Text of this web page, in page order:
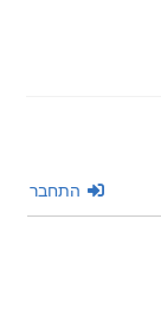
התחבר